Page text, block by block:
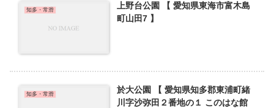
知多・常滑
上野台公園 【 愛知県東海市富木島
町山田7 】
知多・常滑
於大公園 【 愛知県知多郡東浦町緒
川字沙弥田２番地の１ このはな館